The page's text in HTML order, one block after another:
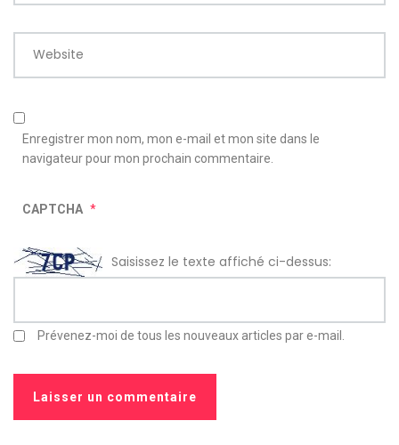
Website
Enregistrer mon nom, mon e-mail et mon site dans le
navigateur pour mon prochain commentaire.
CAPTCHA *
Saisissez le texte affiché ci-dessus:
Prévenez-moi de tous les nouveaux articles par e-mail.